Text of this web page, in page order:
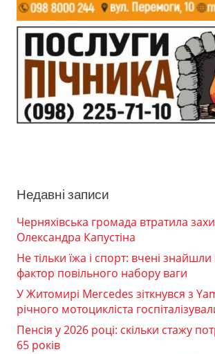
Недавні записи
Черняхівська громада втратила
Олександра Капустіна
Не тільки їжа і спорт: вчені
фактор повільного набору ваги
У Житомирі Mercedes зіткнувся з
річного мотоцикліста
Пенсія у 2026 році: скільки стажу
65 років